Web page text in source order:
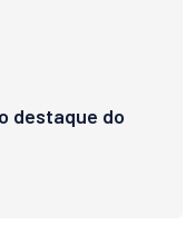
destaque do